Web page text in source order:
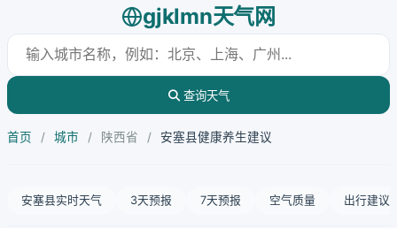
gjklmn天气网
查询天气
首页 / 城市 / 陕西省 / 安塞县健康养生建议
安塞县实时天气 3天预报 7天预报 空气质量 出行建议